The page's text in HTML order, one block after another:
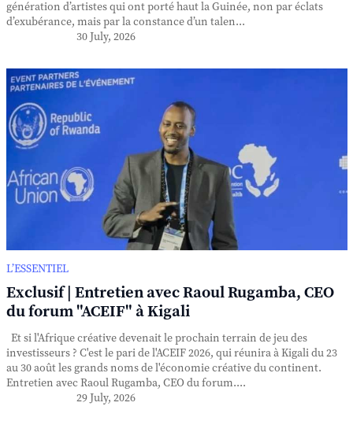
génération d’artistes qui ont porté haut la Guinée, non par éclats
d’exubérance, mais par la constance d’un talen...
30 July, 2026
L’ESSENTIEL
Exclusif | Entretien avec Raoul Rugamba, CEO
du forum "ACEIF" à Kigali
Et si l'Afrique créative devenait le prochain terrain de jeu des
investisseurs ? C'est le pari de l'ACEIF 2026, qui réunira à Kigali du 23
au 30 août les grands noms de l'économie créative du continent.
Entretien avec Raoul Rugamba, CEO du forum....
29 July, 2026